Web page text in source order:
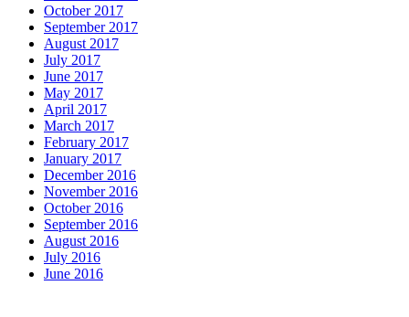
October 2017
September 2017
August 2017
July 2017
June 2017
May 2017
April 2017
March 2017
February 2017
January 2017
December 2016
November 2016
October 2016
September 2016
August 2016
July 2016
June 2016